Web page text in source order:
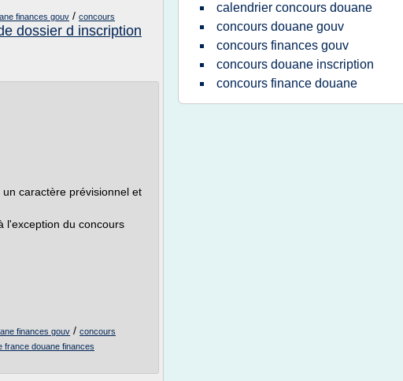
finances gouv / concours
dossier d inscription
caractère prévisionnel et
l'exception du concours
finances gouv / concours
france douane finances
calendrier concours douane
concours douane gouv
concours finances gouv
concours douane inscription
concours finance douane